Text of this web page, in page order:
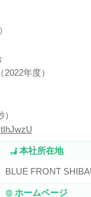
年度）
本社所在地
FRONT
ホームページ